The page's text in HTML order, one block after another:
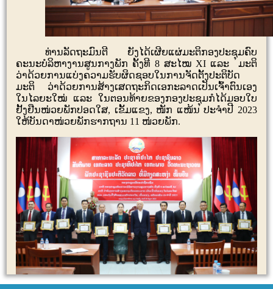
ທ່ານລັດຖະມົນຕີ ຍັງໄດ້ເຜີຍແຜ່ມະຕິກອງປະຊຸມຄົບ
ຄະນະບໍລິຫາງານສູນກາງພັກ ຄັ້ງທີ 8 ສະໄໝ XI ແລະ
ມະຕິ
ວ່າດ້ວຍການແບ່ງຄວາມຮັບຜິດຊອບໃນການຈັດຕັ້ງປະຕິບັດ
ມະຕິ ວ່າດ້ວຍການສ້າງເສດຖະກິດເອກະລາດເປັນເຈົ້າຕົນເອງ
ໃນໄລຍະໃໝ່ ແລະ ໃນຕອນທ້າຍຂອງກອງປະຊຸມກໍໄດ້ມອບໃບ
ຢັ້ງຢືນໜ່ວຍພັກປອດໃສ, ເຂັ້ມແຂງ, ໜັກ ແໜ້ນ ປະຈຳປີ 2023
ໃຫ້ບັນດາໜ່ວຍພັກຮາກຖານ 11 ໜ່ວຍພັກ.